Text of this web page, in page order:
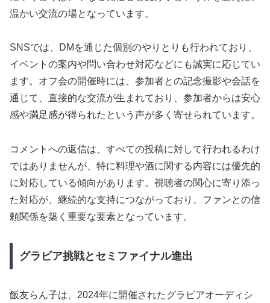
温かい交流の場となっています。
SNSでは、DMを通じた個別のやりとりも行われており、
イベントの案内や問い合わせ対応などにも誠実に応じてい
ます。オフ会の開催時には、参加者との記念撮影や会話を
通じて、直接的な交流が生まれており、参加者からは安心
感や満足感が得られたという声が多く寄せられています。
コメントへの返信は、すべての投稿に対して行われるわけ
ではありませんが、特に料理や酒に関する内容には優先的
に対応している傾向があります。視聴者の関心に寄り添っ
た対応が、継続的な支持につながっており、ファンとの信
頼関係を築く重要な要素となっています。
グラビア挑戦とセミファイナル進出
飯友らん子は、2024年に開催されたグラビアオーディシ